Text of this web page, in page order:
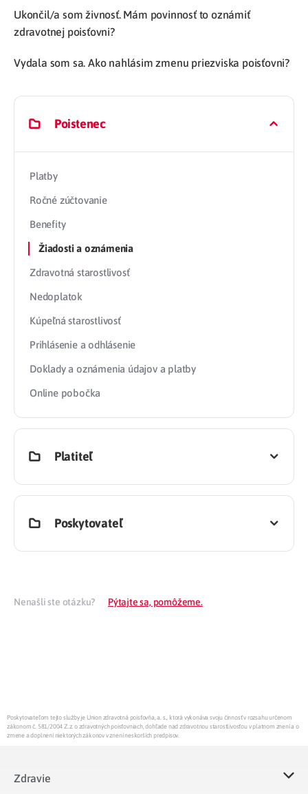
Ukončil/a som živnosť. Mám povinnosť to oznámiť
zdravotnej poisťovni?
Vydala som sa. Ako nahlásim zmenu priezviska poisťovni?
Poistenec
Platby
Ročné zúčtovanie
Benefity
Žiadosti a oznámenia
Zdravotná starostlivosť
Nedoplatok
Kúpeľná starostlivosť
Prihlásenie a odhlásenie
Doklady a oznámenia údajov a platby
Online pobočka
Platiteľ
Poskytovateľ
Nenašli ste otázku? Pýtajte sa, pomôžeme.
Poskytovateľom tejto služby je Union zdravotná poisťovňa, a. s., ktorá vykonáva svoju činnosť v rozsahu určenom
zákonom č. 581/2004 Z.z. o zdravotných poisťovniach, dohľade nad zdravotnou starostlivosťou v platnom znení a o
zmene a doplnení niektorých zákonov v znení neskorších predpisov.
Zdravie